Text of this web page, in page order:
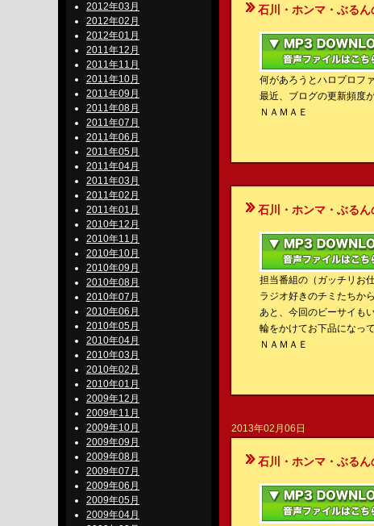
2012年03月
2012年02月
2012年01月
2011年12月
2011年11月
2011年10月
2011年09月
2011年08月
2011年07月
2011年06月
2011年05月
2011年04月
2011年03月
2011年02月
2011年01月
2010年12月
2010年11月
2010年10月
2010年09月
2010年08月
2010年07月
2010年06月
2010年05月
2010年04月
2010年03月
2010年02月
2010年01月
2009年12月
2009年11月
2009年10月
2009年09月
2009年08月
2009年07月
2009年06月
2009年05月
2009年04月
石川・ホンマ・ぶるん
何があろうとハロプロフ
最近、ブログの更新頻度
ＮＡＭＡＥ
石川・ホンマ・ぶるん
担当番組の（ガッチリお
ラジオ好きのチミたちか
あと、今回のビーサイも
輪をかけてお下品になっ
ＮＡＭＡＥ
2013年02月06日
石川・ホンマ・ぶるん